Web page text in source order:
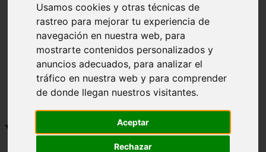
Usamos cookies y otras técnicas de
rastreo para mejorar tu experiencia de
navegación en nuestra web, para
mostrarte contenidos personalizados y
anuncios adecuados, para analizar el
tráfico en nuestra web y para comprender
de donde llegan nuestros visitantes.
Aceptar
Rechazar
carmen
category
destinos
gijon
lanzarote
monumentos
naturaleza
san
Viajes a la Patagonia